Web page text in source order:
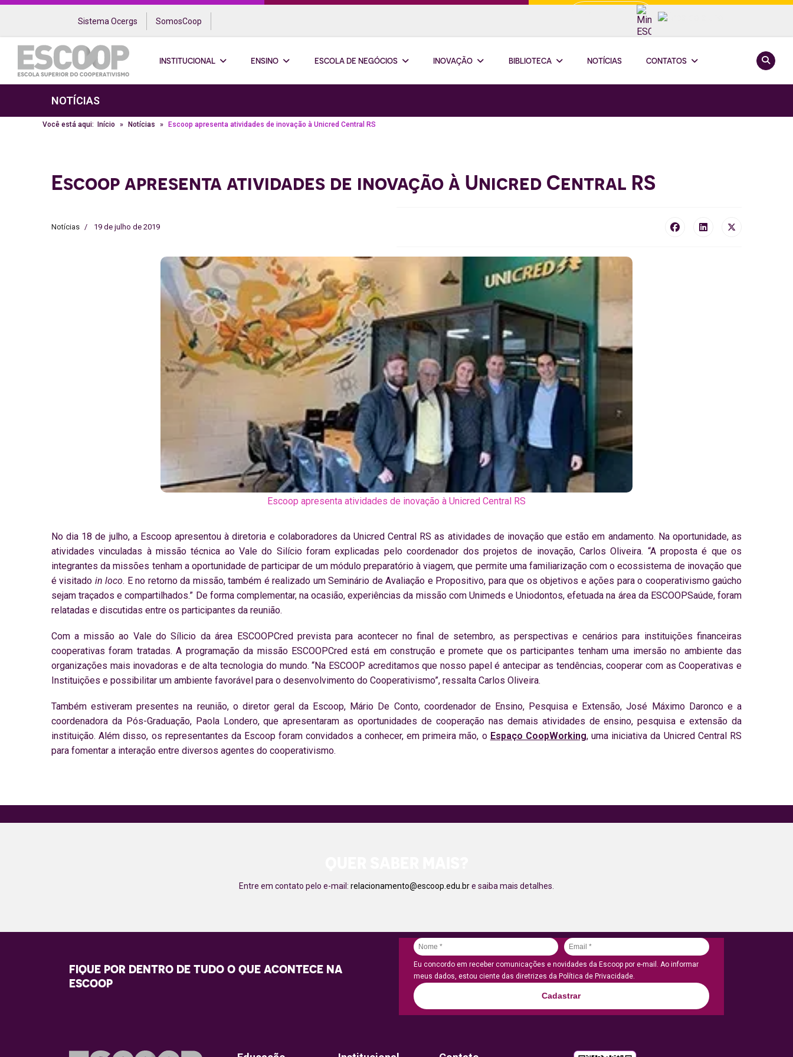
Sistema Ocergs SomosCoop
INSTITUCIONAL ENSINO ESCOLA DE NEGÓCIOS INOVAÇÃO BIBLIOTECA NOTÍCIAS CONTATOS
NOTÍCIAS
Você está aqui: Início Notícias Escoop apresenta atividades de inovação à Unicred Central RS
Escoop apresenta atividades de inovação à Unicred Central RS
Notícias 19 de julho de 2019
Escoop apresenta atividades de inovação à Unicred Central RS
No dia 18 de julho, a Escoop apresentou à diretoria e colaboradores da Unicred Central RS as atividades de inovação que estão em andamento. Na oportunidade, as
atividades vinculadas à missão técnica ao Vale do Silício foram explicadas pelo coordenador dos projetos de inovação, Carlos Oliveira. “A proposta é que os
integrantes da missões tenham a oportunidade de participar de um módulo preparatório à viagem, que permite uma familiarização com o ecossistema de inovação que
é visitado in loco. E no retorno da missão, também é realizado um Seminário de Avaliação e Propositivo, para que os objetivos e ações para o cooperativismo gaúcho
sejam traçados e compartilhados.” De forma complementar, na ocasião, experiências da missão com Unimeds e Uniodontos, efetuada na área da ESCOOPSaúde, foram
relatadas e discutidas entre os participantes da reunião.
Com a missão ao Vale do Sílicio da área ESCOOPCred prevista para acontecer no final de setembro, as perspectivas e cenários para instituições financeiras
cooperativas foram tratadas. A programação da missão ESCOOPCred está em construção e promete que os participantes tenham uma imersão no ambiente das
organizações mais inovadoras e de alta tecnologia do mundo. “Na ESCOOP acreditamos que nosso papel é antecipar as tendências, cooperar com as Cooperativas e
Instituições e possibilitar um ambiente favorável para o desenvolvimento do Cooperativismo”, ressalta Carlos Oliveira.
Também estiveram presentes na reunião, o diretor geral da Escoop, Mário De Conto, coordenador de Ensino, Pesquisa e Extensão, José Máximo Daronco e a
coordenadora da Pós-Graduação, Paola Londero, que apresentaram as oportunidades de cooperação nas demais atividades de ensino, pesquisa e extensão da
instituição. Além disso, os representantes da Escoop foram convidados a conhecer, em primeira mão, o Espaço CoopWorking, uma iniciativa da Unicred Central RS
para fomentar a interação entre diversos agentes do cooperativismo.
Entre em contato pelo e-mail: relacionamento@escoop.edu.bre saiba mais detalhes.
FIQUE POR DENTRO DE TUDO O QUE ACONTECE NA
ESCOOP
Eu concordo em receber comunicações e novidades da Escoop por e-mail. Ao informar
meus dados, estou ciente das diretrizes da Política de Privacidade.
Cadastrar